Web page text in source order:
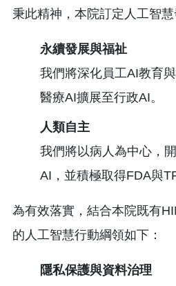
秉此精神，本院訂定人工智慧
永續發展與福祉
我們將深化員工AI教育
醫療AI擴展至行政AI。
人類自主
我們將以病人為中心，
AI，並積極取得FDA與
為有效落實，結合本院既有
的人工智慧行動綱領如下：
隱私保護與資料治理